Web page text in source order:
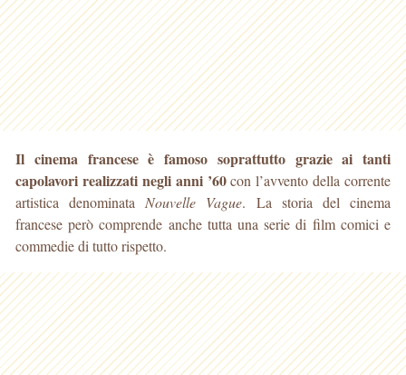
Il cinema francese è famoso soprattutto grazie ai tanti
capolavori realizzati negli anni ’60con l’avvento della corrente
artistica denominata Nouvelle Vague. La storia del cinema
francese però comprende anche tutta una serie di film comici e
commedie di tutto rispetto.